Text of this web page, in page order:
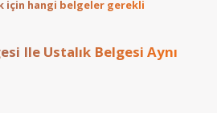
için hangi belgeler gerekli
Ile Ustalık Belgesi Aynı